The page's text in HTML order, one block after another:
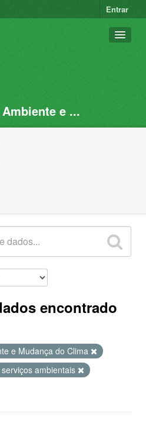
Entrar
e ...
encontrado
e Mudança do Clima
ambientais